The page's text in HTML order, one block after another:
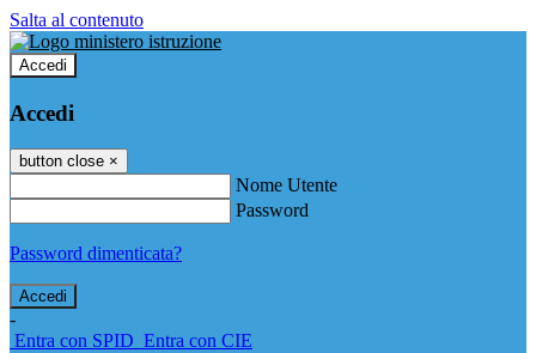
Salta al contenuto
Accedi
Accedi
button close ×
Nome Utente
Password
Password dimenticata?
-
Entra con SPID Entra con CIE